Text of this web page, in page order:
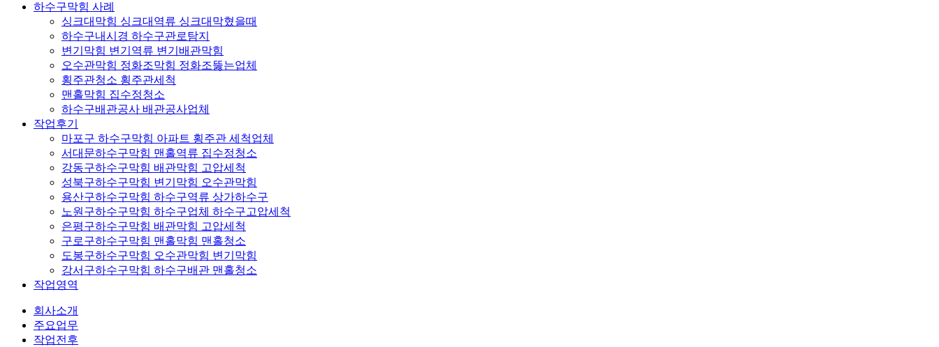
하수구막힘 사례
싱크대막힘 싱크대역류 싱크대막혔을때
하수구내시경 하수구관로탐지
변기막힘 변기역류 변기배관막힘
오수관막힘 정화조막힘 정화조뚫는업체
횡주관청소 횡주관세척
맨홀막힘 집수정청소
하수구배관공사 배관공사업체
작업후기
마포구 하수구막힘 아파트 횡주관 세척업체
서대문하수구막힘 맨홀역류 집수정청소
강동구하수구막힘 배관막힘 고압세척
성북구하수구막힘 변기막힘 오수관막힘
용산구하수구막힘 하수구역류 상가하수구
노원구하수구막힘 하수구업체 하수구고압세척
은평구하수구막힘 배관막힘 고압세척
구로구하수구막힘 맨홀막힘 맨홀청소
도봉구하수구막힘 오수관막힘 변기막힘
강서구하수구막힘 하수구배관 맨홀청소
작업영역
회사소개
주요업무
작업전후